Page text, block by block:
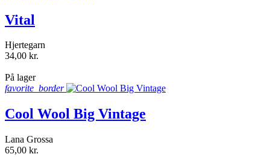
Vital
Hjertegarn
34,00 kr.
På lager
favorite_border
Cool Wool Big Vintage
Lana Grossa
65,00 kr.